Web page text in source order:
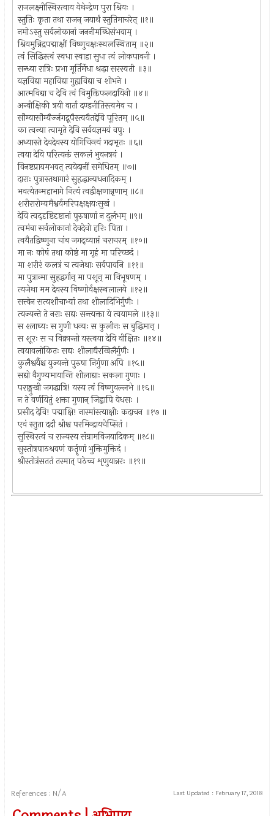
राजलक्ष्मीस्थिरत्वाय येथेन्द्रेण पुरा श्रियः ।
स्तुतिः कृता तथा राजन् जयार्थं स्तुतिमाचरेत् ॥१॥
नमोऽस्तु सर्वलोकानां जननीमब्धिसंभवाम् ।
श्रियमुन्निद्रपद्माक्षीं विष्णुवक्षःस्थलस्थिताम् ॥२॥
त्वं सिद्धिस्त्वं स्वधा स्वाहा सुधा त्वं लोकपावनी ।
सन्ध्या रात्रिः प्रभा मूर्तिर्मेधा श्रद्धा सरस्वती ॥३॥
यज्ञविद्या महाविद्या गुह्यविद्या च शोभने ।
आत्मविद्या च देवि त्वं विमुक्तिफलदायिनी ॥४॥
अन्वीक्षिकी त्रयी वार्ता दण्डनीतिस्त्वमेव च ।
सौम्यासौम्यैर्ज्जगद्रूपैस्त्वयैतद्देवि पूरितम् ॥५॥
का त्वन्या त्वामृते देवि सर्वयज्ञमयं वपुः ।
अध्यास्ते देवदेवस्य योगिचिन्त्यं गदाभृतः ॥६॥
त्वया देवि परित्यक्तं सकलं भुवनत्रयं ।
विनष्टप्रायमभवत् त्वयेदानीं समेधितम् ॥७॥
दाराः पुत्रास्तथागारं सुहृद्धान्यधनादिकम् ।
भवत्येतन्महाभागे नित्यं त्वद्वीक्षणान्नृणाम् ॥८॥
शरीरारोग्यमैश्वर्यमरिपक्षक्षयःसुखं ।
देवि त्वद्‍दृष्टिदृष्टानां पुरुषाणां न दुर्लभम् ॥९॥
त्वमंबा सर्वलोकानां देवदेवो हरिः पिता ।
त्वयैतद्विष्णुना चांब जगद्व्याप्तं चराचरम् ॥१०॥
मा नः कोषं तथा कोष्ठं मा गृहं मा परिच्छदं ।
मा शरीरं कलत्रं च त्यजेथाः सर्वपावनि ॥११॥
मा पुत्रान्मा सुहृद्वर्गान् मा पशून् मा विभूषणम् ।
त्यजेथा मम देवस्य विष्णोर्वक्षस्थलालये ॥१२॥
सत्त्वेन सत्यशौचाभ्यां तथा शीलादिभिर्गुणैः ।
त्यज्यन्ते ते नराः सद्यः सन्त्यक्ता ये त्वयामले ॥१३॥
स श्लाघ्यः स गुणी धन्यः स कुलीनः स बुद्धिमान् ।
स शूरः स च विक्रान्तो यस्त्वया देवि वीक्षितः ॥१४॥
त्वयावलोकितः सद्यः शीलाद्यैरखिलैर्गुणैः ।
कुलैश्वर्यैश्च युज्यन्ते पुरुषा निर्गुणा अपि ॥१५॥
सद्यो वैगुण्यमायान्ति शीलाद्याः सकला गुणाः ।
पराङ्मुखी जगद्धात्रि! यस्य त्वं विष्णुवल्लभे ॥१६॥
न ते वर्णयितुं शक्ता गुणान् जिह्वापि वेधसः ।
प्रसीद देवि! पद्माक्षि! नास्मांस्त्याक्षीः कदाचन ॥१७ ॥
एवं स्तुता ददौ श्रीश्च परमिन्द्रायचेप्सितं ।
सुस्थिरत्वं च राज्यस्य संग्रामविजयादिकम् ॥१८॥
सुस्तोत्रपाठश्रवणं कर्तॄणां भुक्तिमुक्तिदं ।
श्रीस्तोत्रंसततं तस्मात् पठेच्च शृणुयान्नरः ॥१९॥
References : N/A Last Updated : February 17, 2018